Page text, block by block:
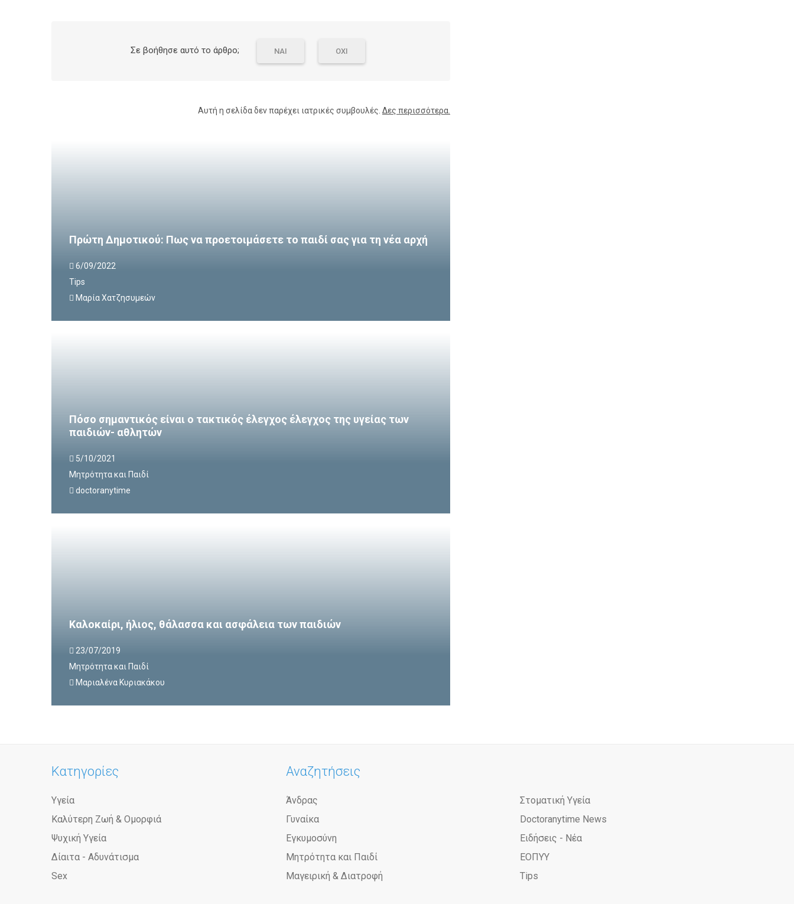
Σε βοήθησε αυτό το άρθρο; ΝΑΙ ΟΧΙ
Αυτή η σελίδα δεν παρέχει ιατρικές συμβουλές. Δες περισσότερα.
Πρώτη Δημοτικού: Πως να προετοιμάσετε το παιδί σας για τη νέα αρχή
6/09/2022
Tips
Mαρία Χατζησυμεών
Πόσο σημαντικός είναι ο τακτικός έλεγχος έλεγχος της υγείας των
παιδιών- αθλητών
5/10/2021
Μητρότητα και Παιδί
doctoranytime
Καλοκαίρι, ήλιος, θάλασσα και ασφάλεια των παιδιών
23/07/2019
Μητρότητα και Παιδί
Μαριαλένα Κυριακάκου
Κατηγορίες
Υγεία
Καλύτερη Ζωή & Ομορφιά
Ψυχική Υγεία
Δίαιτα - Αδυνάτισμα
Sex
Αναζητήσεις
Άνδρας
Γυναίκα
Εγκυμοσύνη
Μητρότητα και Παιδί
Μαγειρική & Διατροφή
Στοματική Υγεία
Doctoranytime News
Ειδήσεις - Νέα
ΕΟΠΥΥ
Tips